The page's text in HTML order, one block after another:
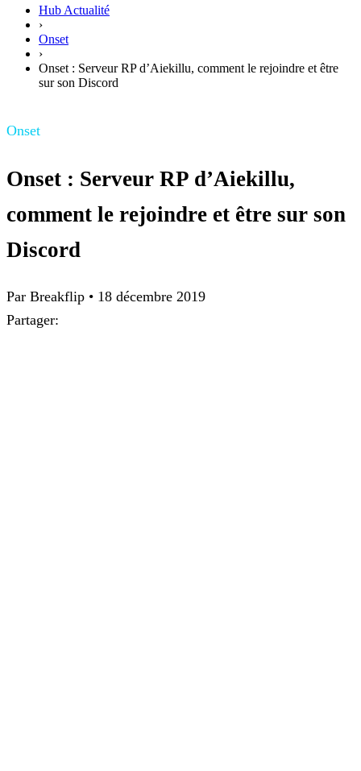
Hub Actualité
›
Onset
›
Onset : Serveur RP d’Aiekillu, comment le rejoindre et être
sur son Discord
Onset
Onset : Serveur RP d’Aiekillu,
comment le rejoindre et être sur son
Discord
Par Breakflip • 18 décembre 2019
Partager: